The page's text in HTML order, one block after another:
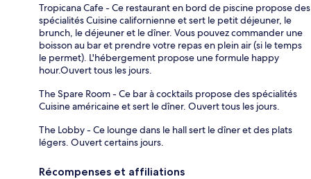
Tropicana Cafe - Ce restaurant en bord de piscine propose des
spécialités Cuisine californienne et sert le petit déjeuner, le
brunch, le déjeuner et le dîner. Vous pouvez commander une
boisson au bar et prendre votre repas en plein air (si le temps
le permet). L'hébergement propose une formule happy
hour.Ouvert tous les jours.
The Spare Room - Ce bar à cocktails propose des spécialités
Cuisine américaine et sert le dîner. Ouvert tous les jours.
The Lobby - Ce lounge dans le hall sert le dîner et des plats
légers. Ouvert certains jours.
Récompenses et affiliations